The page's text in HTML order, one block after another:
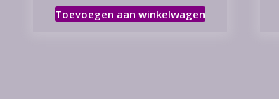
Toevoegen aan winkelwagen